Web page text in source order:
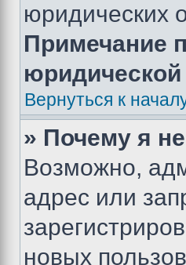
юридических
Примечание
Вернуться к
» Почему я
Возможно,
адрес или
новых